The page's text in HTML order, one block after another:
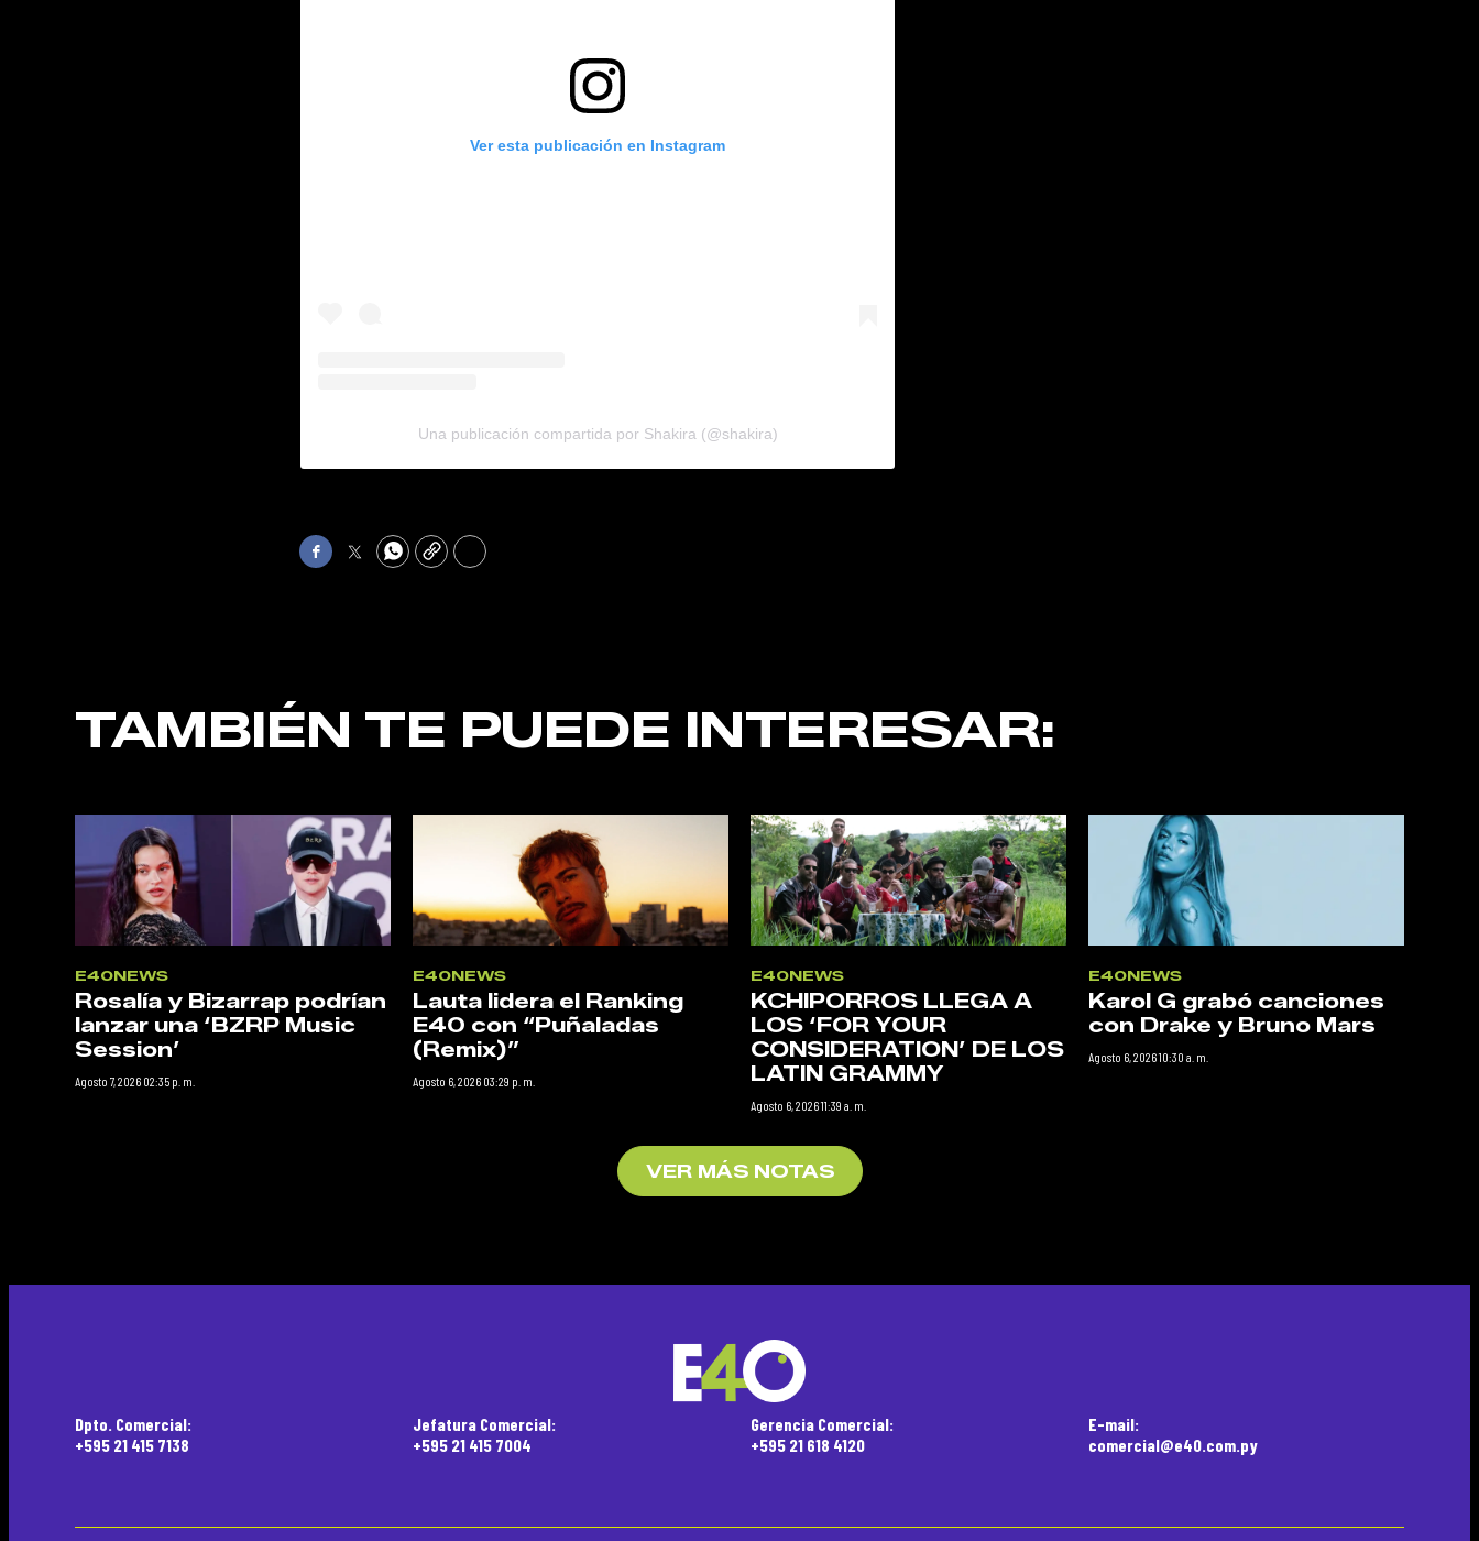
Ver esta publicación en Instagram
Una publicación compartida por Shakira (@shakira)
FacebookTwitterWhatsApp
Copy Print
TAMBIÉN TE PUEDE INTERESAR:
E40NEWS
Rosalía y Bizarrap podrían
lanzar una ‘BZRP Music
Session’
Agosto 7, 2026 02:35 p. m.
E40NEWS
Lauta lidera el Ranking
E40 con “Puñaladas
(Remix)”
Agosto 6, 2026 03:29 p. m.
E40NEWS
KCHIPORROS LLEGA A
LOS ‘FOR YOUR
CONSIDERATION’ DE LOS
LATIN GRAMMY
Agosto 6, 2026 11:39 a. m.
E40NEWS
Karol G grabó canciones
con Drake y Bruno Mars
Agosto 6, 2026 10:30 a. m.
VER MÁS NOTAS
Dpto. Comercial:
+595 21 415 7138
Jefatura Comercial:
+595 21 415 7004
Gerencia Comercial:
+595 21 618 4120
E-mail:
comercial@e40.com.py